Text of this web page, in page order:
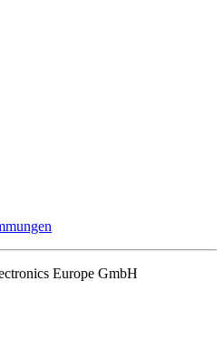
Europe GmbH